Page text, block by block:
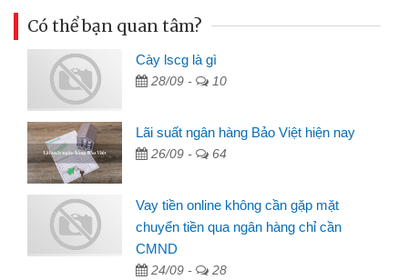
Có thể bạn quan tâm?
Cày lscg là gì
28/09 - 10
Lãi suất ngân hàng Bảo Việt hiện nay
26/09 - 64
Vay tiền online không cần gặp mặt
chuyển tiền qua ngân hàng chỉ cần
CMND
24/09 - 28